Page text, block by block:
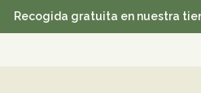
Recogida gratuita en nuestra tienda